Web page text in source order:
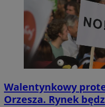
Walentynkowy
Orzesza. Rynek